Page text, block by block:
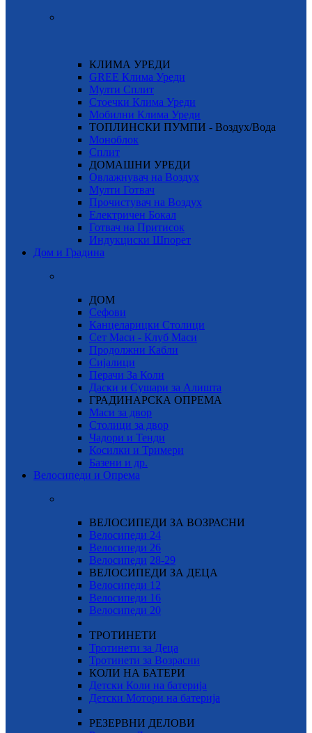
КЛИМА УРЕДИ
GREE Клима Уреди
Мулти Сплит
Стоечки Клима Уреди
Мобилни Клима Уреди
ТОПЛИНСКИ ПУМПИ - Воздух/Вода
Моноблок
Сплит
ДОМАШНИ УРЕДИ
Овлажнувач на Воздух
Мулти Готвач
Прочистувач на Воздух
Електричен Бокал
Готвач на Притисок
Индукциски Шпорет
Дом и Градина
ДОМ
Сефови
Канцеларицки Столици
Сет Маси - Клуб Маси
Продолжни Кабли
Сијалици
Перачи За Коли
Даски и Сушари за Алишта
ГРАДИНАРСКА ОПРЕМА
Маси за двор
Столици за двор
Чадори и Тенди
Косилки и Тримери
Базени и др.
Велосипеди и Опрема
ВЕЛОСИПЕДИ ЗА ВОЗРАСНИ
Велосипеди 24
Велосипеди 26
Велосипеди 28-29
ВЕЛОСИПЕДИ ЗА ДЕЦА
Велосипеди 12
Велосипеди 16
Велосипеди 20
ТРОТИНЕТИ
Тротинети за Деца
Тротинети за Возрасни
КОЛИ НА БАТЕРИ
Детски Коли на батерија
Детски Мотори на батерија
РЕЗЕРВНИ ДЕЛОВИ